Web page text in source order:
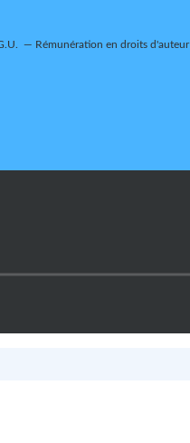
Rémunération en droits d'auteur